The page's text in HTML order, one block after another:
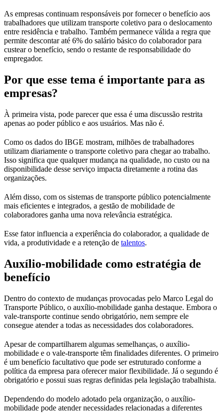
As empresas continuam responsáveis por fornecer o benefício aos
trabalhadores que utilizam transporte coletivo para o deslocamento
entre residência e trabalho. Também permanece válida a regra que
permite descontar até 6% do salário básico do colaborador para
custear o benefício, sendo o restante de responsabilidade do
empregador.
Por que esse tema é importante para as
empresas?
À primeira vista, pode parecer que essa é uma discussão restrita
apenas ao poder público e aos usuários. Mas não é.
Como os dados do IBGE mostram, milhões de trabalhadores
utilizam diariamente o transporte coletivo para chegar ao trabalho.
Isso significa que qualquer mudança na qualidade, no custo ou na
disponibilidade desse serviço impacta diretamente a rotina das
organizações.
Além disso, com os sistemas de transporte público potencialmente
mais eficientes e integrados, a gestão de mobilidade de
colaboradores ganha uma nova relevância estratégica.
Esse fator influencia a experiência do colaborador, a qualidade de
vida, a produtividade e a retenção de talentos.
Auxílio-mobilidade como estratégia de
benefício
Dentro do contexto de mudanças provocadas pelo Marco Legal do
Transporte Público, o auxílio-mobilidade ganha destaque. Embora o
vale-transporte continue sendo obrigatório, nem sempre ele
consegue atender a todas as necessidades dos colaboradores.
Apesar de compartilharem algumas semelhanças, o auxílio-
mobilidade e o vale-transporte têm finalidades diferentes. O primeiro
é um benefício facultativo que pode ser estruturado conforme a
política da empresa para oferecer maior flexibilidade. Já o segundo é
obrigatório e possui suas regras definidas pela legislação trabalhista.
Dependendo do modelo adotado pela organização, o auxílio-
mobilidade pode atender necessidades relacionadas a diferentes